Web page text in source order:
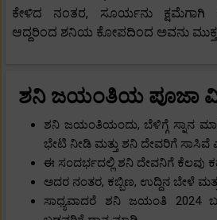
ಕೇಳಿದ ನಂತರ, ಸೂರ್ಯನು ಕ್ಷಮೆಗಾಗಿ
ಆದ್ದರಿಂದ ಶನಿಯ ಕೋಪದಿಂದ ಅವನು
ಶನಿ ಜಯಂತಿಯ ಪೂಜಾ
ಶನಿ ಜಯಂತಿಯಂದು, ಬೆಳಿಗ್ಗೆ ಸ್ನಾನ
ಭೇಟಿ ನೀಡಿ ಮತ್ತು ಶನಿ ದೇವರಿಗೆ ಸಾಸಿವೆ
ಈ ಸಂದರ್ಭದಲ್ಲಿ ಶನಿ ದೇವನಿಗೆ ಕೆಲವು
ಅದರ ನಂತರ, ಕಬ್ಬಿಣ, ಉದ್ದಿನ ಬೇಳೆ ಮತ್ತು
ಸಾಧ್ಯವಾದರೆ ಶನಿ ಜಯಂತಿ 2024